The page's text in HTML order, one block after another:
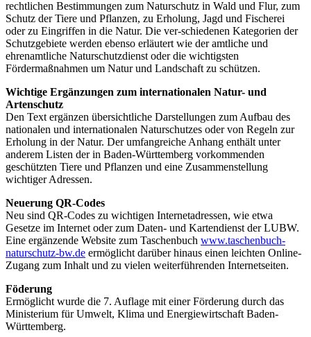
rechtlichen Bestimmungen zum Naturschutz in Wald und Flur, zum
Schutz der Tiere und Pflanzen, zu Erholung, Jagd und Fischerei
oder zu Eingriffen in die Natur. Die ver-schiedenen Kategorien der
Schutzgebiete werden ebenso erläutert wie der amtliche und
ehrenamtliche Naturschutzdienst oder die wichtigsten
Fördermaßnahmen um Natur und Landschaft zu schützen.
Wichtige Ergänzungen zum internationalen Natur- und
Artenschutz
Den Text ergänzen übersichtliche Darstellungen zum Aufbau des
nationalen und internationalen Naturschutzes oder von Regeln zur
Erholung in der Natur. Der umfangreiche Anhang enthält unter
anderem Listen der in Baden-Württemberg vorkommenden
geschützten Tiere und Pflanzen und eine Zusammenstellung
wichtiger Adressen.
Neuerung QR-Codes
Neu sind QR-Codes zu wichtigen Internetadressen, wie etwa
Gesetze im Internet oder zum Daten- und Kartendienst der LUBW.
Eine ergänzende Website zum Taschenbuch www.taschenbuch-
naturschutz-bw.de ermöglicht darüber hinaus einen leichten Online-
Zugang zum Inhalt und zu vielen weiterführenden Internetseiten.
Föderung
Ermöglicht wurde die 7. Auflage mit einer Förderung durch das
Ministerium für Umwelt, Klima und Energiewirtschaft Baden-
Württemberg.